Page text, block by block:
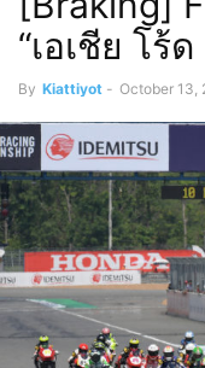
“เอเชีย โร้
By Kiattiyot - October 13,